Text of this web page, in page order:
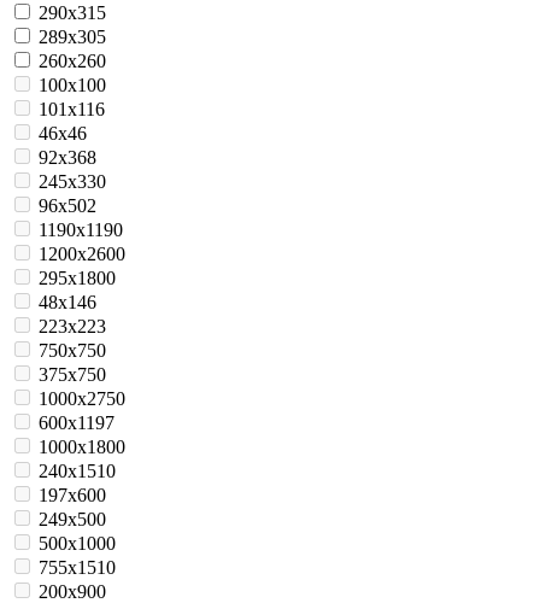
290x315
289х305
260x260
100x100
101x116
46x46
92x368
245x330
96х502
1190x1190
1200x2600
295x1800
48x146
223x223
750х750
375х750
1000x2750
600x1197
1000x1800
240x1510
197х600
249x500
500x1000
755x1510
200х900